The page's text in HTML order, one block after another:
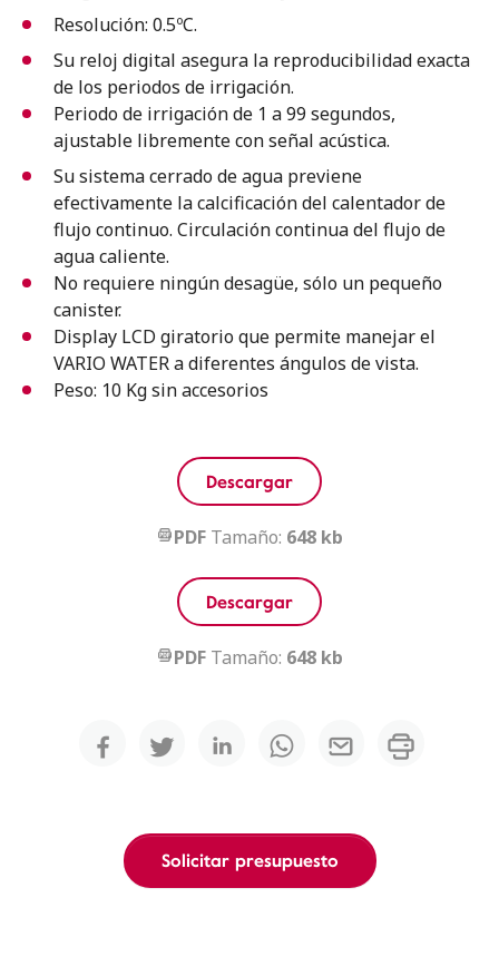
Resolución: 0.5ºC.
Su reloj digital asegura la reproducibilidad exacta
de los periodos de irrigación.
Periodo de irrigación de 1 a 99 segundos,
ajustable libremente con señal acústica.
Su sistema cerrado de agua previene
efectivamente la calcificación del calentador de
flujo continuo. Circulación continua del flujo de
agua caliente.
No requiere ningún desagüe, sólo un pequeño
canister.
Display LCD giratorio que permite manejar el
VARIO WATER a diferentes ángulos de vista.
Peso: 10 Kg sin accesorios
Descargar
PDF Tamaño: 648 kb
Descargar
PDF Tamaño: 648 kb
Solicitar presupuesto